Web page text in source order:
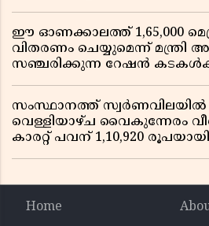
ഈ ഓണക്കാലത്ത് 1,65,000
വിതരണം ചെയ്യുമെന്ന്
സഞ്ചരിക്കുന്ന റേഷൻ
സംസ്ഥാനത്ത് സ്വർണവിലയിൽ
വെള്ളിയാഴ്ച വൈകുന്നേരം
കാരറ്റ് പവന് 1,10,920 രൂപയായി
Home